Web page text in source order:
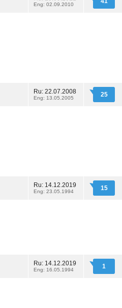
Eng: 02.09.2010
Ru: 22.07.2008
Eng: 13.05.2005 25
Ru: 14.12.2019
Eng: 23.05.1994 15
Ru: 14.12.2019
Eng: 16.05.1994 1